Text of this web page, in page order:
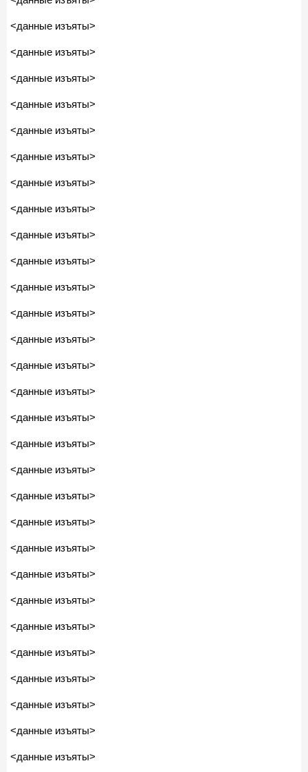
<данные изъяты>
<данные изъяты>
<данные изъяты>
<данные изъяты>
<данные изъяты>
<данные изъяты>
<данные изъяты>
<данные изъяты>
<данные изъяты>
<данные изъяты>
<данные изъяты>
<данные изъяты>
<данные изъяты>
<данные изъяты>
<данные изъяты>
<данные изъяты>
<данные изъяты>
<данные изъяты>
<данные изъяты>
<данные изъяты>
<данные изъяты>
<данные изъяты>
<данные изъяты>
<данные изъяты>
<данные изъяты>
<данные изъяты>
<данные изъяты>
<данные изъяты>
<данные изъяты>